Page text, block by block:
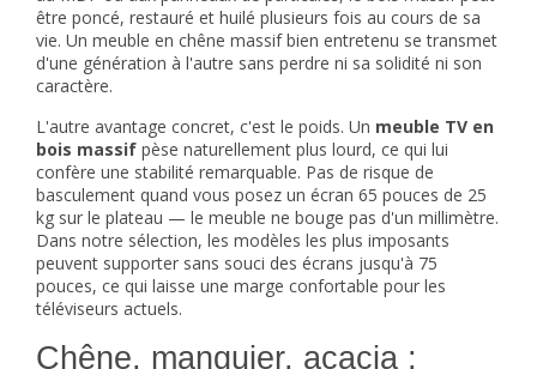
être poncé, restauré et huilé plusieurs fois au cours de sa
vie. Un meuble en chêne massif bien entretenu se transmet
d'une génération à l'autre sans perdre ni sa solidité ni son
caractère.
L'autre avantage concret, c'est le poids. Un meuble TV en
bois massif pèse naturellement plus lourd, ce qui lui
confère une stabilité remarquable. Pas de risque de
basculement quand vous posez un écran 65 pouces de 25
kg sur le plateau — le meuble ne bouge pas d'un millimètre.
Dans notre sélection, les modèles les plus imposants
peuvent supporter sans souci des écrans jusqu'à 75
pouces, ce qui laisse une marge confortable pour les
téléviseurs actuels.
Chêne, manguier, acacia :